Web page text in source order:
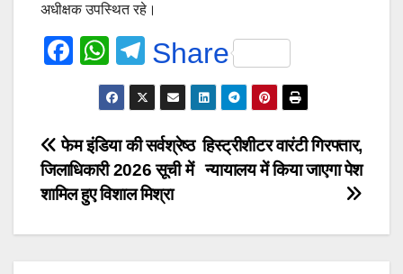
अधीक्षक उपस्थित रहे।
F
e
b
o
W
h
at
s
A
p
T
el
e
gr
a
m
Share
Post
navigation
हिस्ट्रीशीटर वारंटी गिरफ्तार,
न्यायालय में किया जाएगा पेश
फेम इंडिया की सर्वश्रेष्ठ
जिलाधिकारी 2026 सूची में
शामिल हुए विशाल मिश्रा